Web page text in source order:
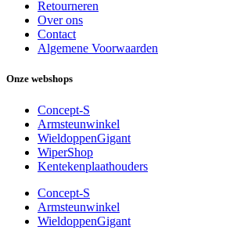
Retourneren
Over ons
Contact
Algemene Voorwaarden
Onze webshops
Concept-S
Armsteunwinkel
WieldoppenGigant
WiperShop
Kentekenplaathouders
Concept-S
Armsteunwinkel
WieldoppenGigant